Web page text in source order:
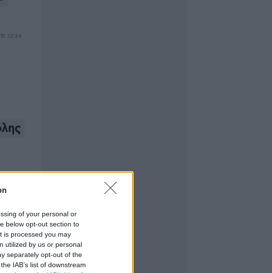
of your personal or
below opt-out section to
is processed you may
utilized by us or personal
separately opt-out of the
IAB’s list of downstream
12:34